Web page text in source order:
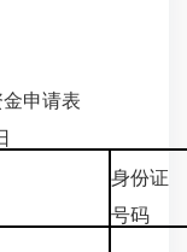
申请表
身份证
号码